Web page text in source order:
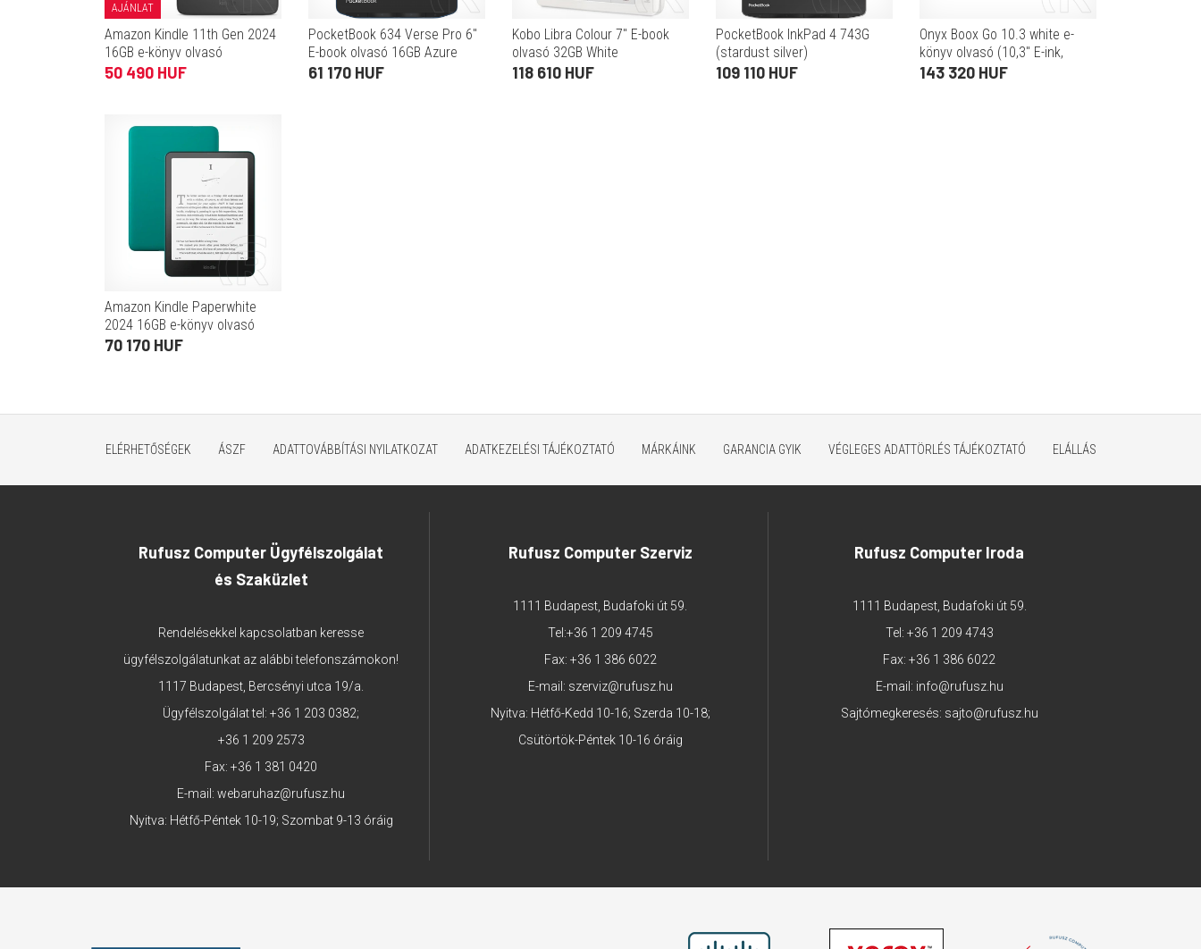
AJÁNLAT
Amazon Kindle 11th Gen 2024
16GB e-könyv olvasó
(Reklámmentes verzió) fekete
50 490 HUF
PocketBook 634 Verse Pro 6"
E-book olvasó 16GB Azure
61 170 HUF
Kobo Libra Colour 7" E-book
olvasó 32GB White
118 610 HUF
PocketBook InkPad 4 743G
(stardust silver)
109 110 HUF
Onyx Boox Go 10.3 white e-
könyv olvasó (10,3" E-ink,
2480x1860, 4/64GB, WiFi, BT,
143 320 HUF
Amazon Kindle Paperwhite
2024 16GB e-könyv olvasó
(jáde)
70 170 HUF
ELÉRHETŐSÉGEK ÁSZF ADATTOVÁBBÍTÁSI NYILATKOZAT ADATKEZELÉSI TÁJÉKOZTATÓ MÁRKÁINK GARANCIA GYIK VÉGLEGES ADATTÖRLÉS TÁJÉKOZTATÓ ELÁLLÁS
Rufusz Computer Ügyfélszolgálat
és Szaküzlet
Rendelésekkel kapcsolatban keresse
ügyfélszolgálatunkat az alábbi telefonszámokon!
1117 Budapest, Bercsényi utca 19/a.
Ügyfélszolgálat tel:+36 1 203 0382;
+36 1 209 2573
Fax: +36 1 381 0420
E-mail:webaruhaz@rufusz.hu
Nyitva: Hétfő-Péntek 10-19; Szombat 9-13 óráig
Rufusz Computer Szerviz
1111 Budapest, Budafoki út 59.
Tel:+36 1 209 4745
Fax: +36 1 386 6022
E-mail: szerviz@rufusz.hu
Nyitva: Hétfő-Kedd 10-16; Szerda 10-18;
Csütörtök-Péntek 10-16 óráig
Rufusz Computer Iroda
1111 Budapest, Budafoki út 59.
Tel: +36 1 209 4743
Fax: +36 1 386 6022
E-mail: info@rufusz.hu
Sajtómegkeresés: sajto@rufusz.hu